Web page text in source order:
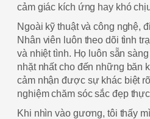
cảm giác kích ứng hay khó
Ngoài kỹ thuật và công nghệ,
Nhân viên luôn theo dõi tình
và nhiệt tình. Họ luôn sẵn
nhặt nhất cho đến những băn
cảm nhận được sự khác biệt
nghiệm chăm sóc sắc đẹp
Khi nhìn vào gương, tôi thấy